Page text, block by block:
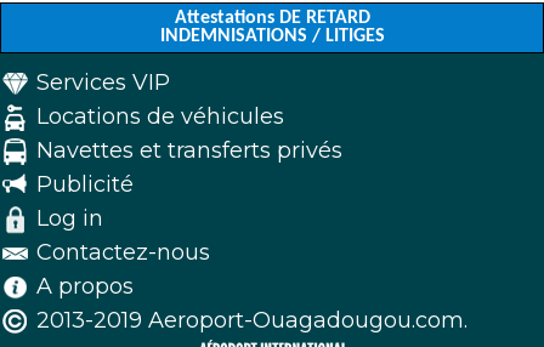
Attestations DE RETARD
INDEMNISATIONS / LITIGES
Services VIP
Locations de véhicules
Navettes et transferts privés
Publicité
Log in
Contactez-nous
A propos
2013-2019 Aeroport-Ouagadougou.com.